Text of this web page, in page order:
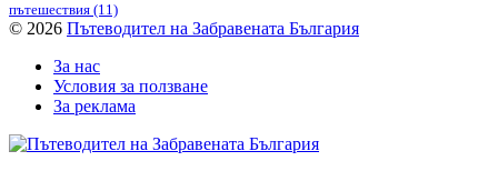
пътешествия (11)
© 2026 Пътеводител на Забравената България
За нас
Условия за ползване
За реклама